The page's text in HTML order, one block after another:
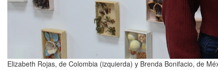
Elizabeth Rojas, de Colombia (izquierda) y Brenda Bonifacio, de